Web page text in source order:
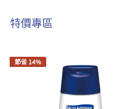
特價專區
節省 14%